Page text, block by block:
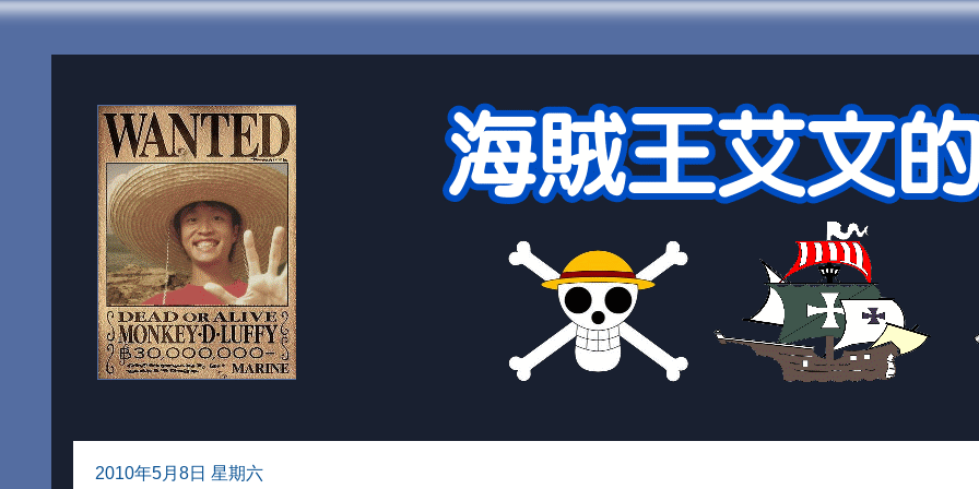
2010年5月8日 星期六